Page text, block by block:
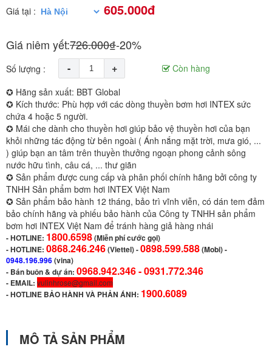
Giá tại : 605.000đ
Giá niêm yết:726.000₫-20%
Số lượng : - +
Còn hàng
✪ Hãng sản xuất: BBT Global
✪ Kích thước: Phù hợp với các dòng thuyền bơm hơi INTEX sức
chứa 4 hoặc 5 người.
✪ Mái che dành cho thuyền hơi giúp bảo vệ thuyền hơi của bạn
khỏi những tác động từ bên ngoài ( Ánh nắng mặt trời, mưa gió, ...
) giúp bạn an tâm trên thuyền thưởng ngoạn phong cảnh sông
nước hữu tình, câu cá, ... thư giãn
✪ Sản phẩm được cung cấp và phân phối chính hãng bởi công ty
TNHH Sản phẩm bơm hơi INTEX Việt Nam
✪ Sản phẩm bảo hành 12 tháng, bảo trì vĩnh viễn, có dán tem đảm
bảo chính hãng và phiếu bảo hành của Công ty TNHH sản phẩm
bơm hơi INTEX Việt Nam để tránh hàng giả hàng nhái
-HOTLINE: 1800.6598(Miễn phí cước gọi)
- HOTLINE: 0868.246.246(Viettel)-0898.599.588(Mobi) -
0948.196.996(vina)
- Bán buôn & dự án: 0968.942.346 -0931.772.346
- EMAIL: vulinhrose@gmail.com
-HOTLINE BẢO HÀNH VÀ PHẢN ÁNH: 1900.6089
MÔ TẢ SẢN PHẨM